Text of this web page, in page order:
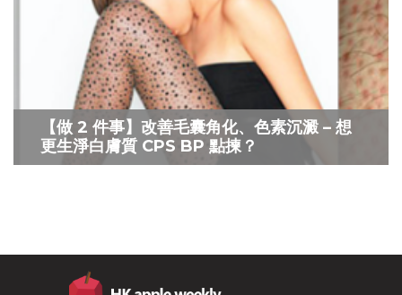
【做 2 件事】改善毛囊角化、色素沉澱 – 想
更生淨白膚質 CPS BP 點揀？